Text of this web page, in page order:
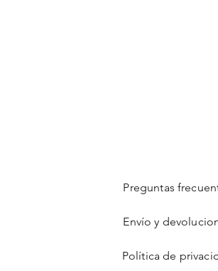
Preguntas
Envío y
Política de